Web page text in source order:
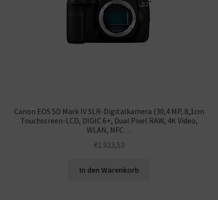
Canon EOS 5D Mark IV SLR-Digitalkamera (30,4 MP, 8,1cm
Touchscreen-LCD, DIGIC 6+, Dual Pixel RAW, 4K Video,
WLAN, NFC…
€1.923,53
In den Warenkorb